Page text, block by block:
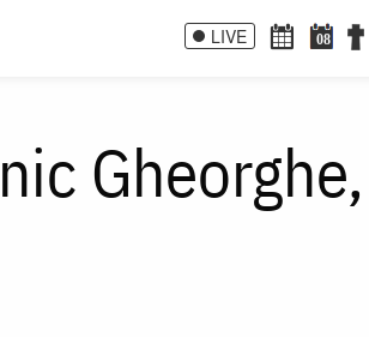
LIVE 08